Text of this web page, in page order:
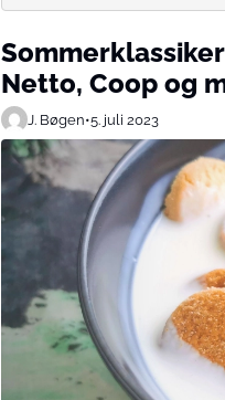
Netto, Coop og
J. Bøgen•5. juli 2023